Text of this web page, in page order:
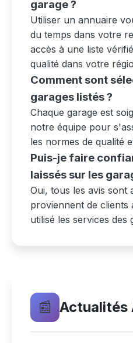
garage ?
Utiliser un annuaire
du temps dans votre
accès à une liste
qualité dans votre
Comment sont
garages listés ?
Chaque garage est
notre équipe pour
les normes de qualité
Puis-je faire
laissés sur les
Oui, tous les avis sont
proviennent de clients
utilisé les services des
📰 Actualités